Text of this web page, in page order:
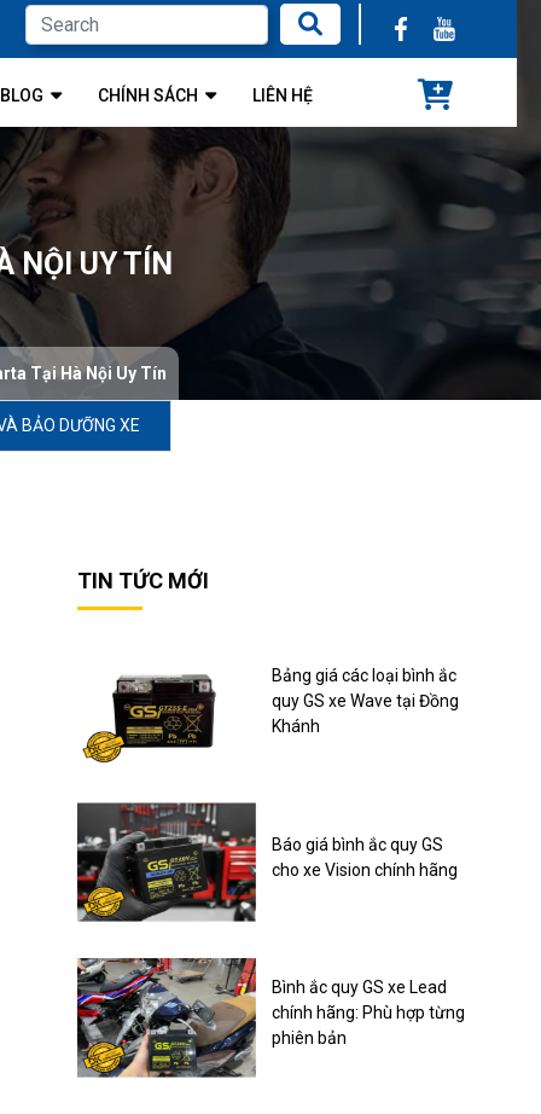
BLOG CHÍNH SÁCH LIÊN HỆ
NỘI UY TÍN
Tại Hà Nội Uy Tín
BẢO DƯỠNG XE
TIN TỨC MỚI
Bảng giá các loại bình ắc
quy GS xe Wave tại Đồng
Khánh
Báo giá bình ắc quy GS
cho xe Vision chính hãng
Bình ắc quy GS xe Lead
chính hãng: Phù hợp từng
phiên bản